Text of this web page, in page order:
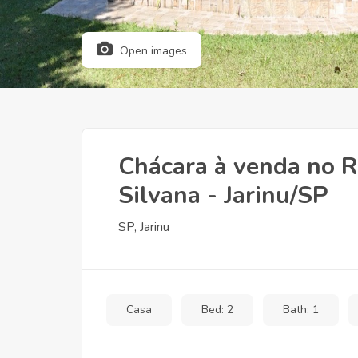
Open images
Chácara à venda no
Silvana - Jarinu/SP
SP, Jarinu
Casa Bed: 2 Bath: 1